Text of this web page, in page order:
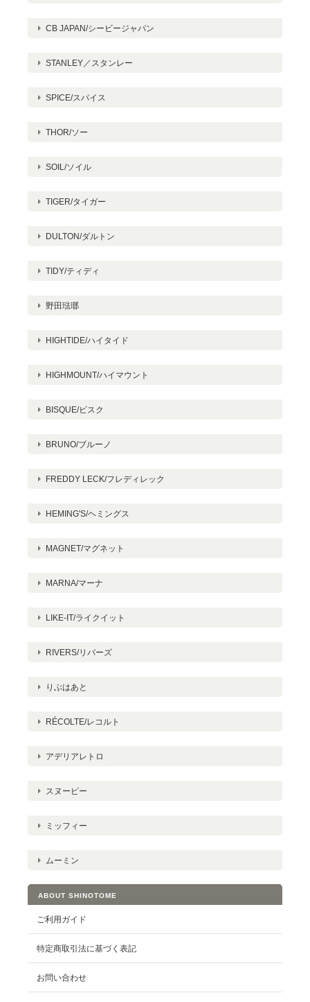
CB JAPAN/シービージャパン
STANLEY／スタンレー
SPICE/スパイス
THOR/ソー
SOIL/ソイル
TIGER/タイガー
DULTON/ダルトン
TIDY/ティディ
野田琺瑯
HIGHTIDE/ハイタイド
HIGHMOUNT/ハイマウント
BISQUE/ビスク
BRUNO/ブルーノ
FREDDY LECK/フレディレック
HEMING'S/ヘミングス
MAGNET/マグネット
MARNA/マーナ
LIKE-IT/ライクイット
RIVERS/リバーズ
りぶはあと
RÉCOLTE/レコルト
アデリアレトロ
スヌーピー
ミッフィー
ムーミン
ABOUT SHINOTOME
ご利用ガイド
特定商取引法に基づく表記
お問い合わせ